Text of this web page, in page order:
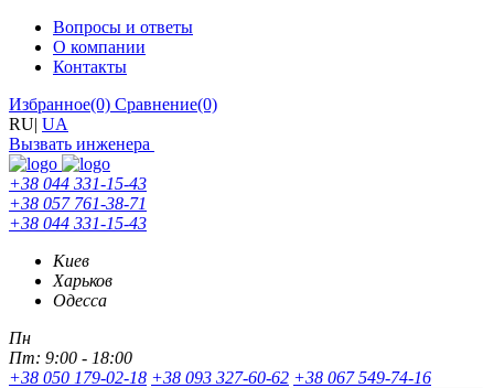
Вопросы и ответы
О компании
Контакты
Избранное(0) Сравнение(0)
RU| UA
Вызвать инженера
+38 044 331-15-43
+38 057 761-38-71
+38 044 331-15-43
Киев
Харьков
Одесса
Пн
Пт: 9:00 - 18:00
+38 050 179-02-18 +38 093 327-60-62 +38 067 549-74-16